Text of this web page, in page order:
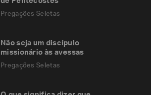
Pregações Seletas
Não seja um discípulo
missionário às avessas
Pregações Seletas